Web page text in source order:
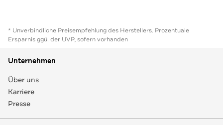
* Unverbindliche Preisempfehlung des Herstellers. Prozentuale
Ersparnis ggü. der UVP, sofern vorhanden
Unternehmen
Über uns
Karriere
Presse